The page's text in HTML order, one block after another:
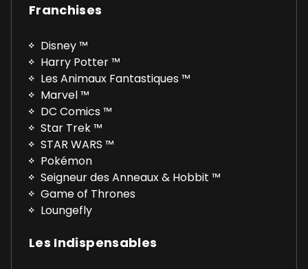
Franchises
Disney ™
Harry Potter ™
Les Animaux Fantastiques ™
Marvel ™
DC Comics ™
Star Trek ™
STAR WARS ™
Pokémon
Seigneur des Anneaux & Hobbit ™
Game of Thrones
Loungefly
Les Indispensables